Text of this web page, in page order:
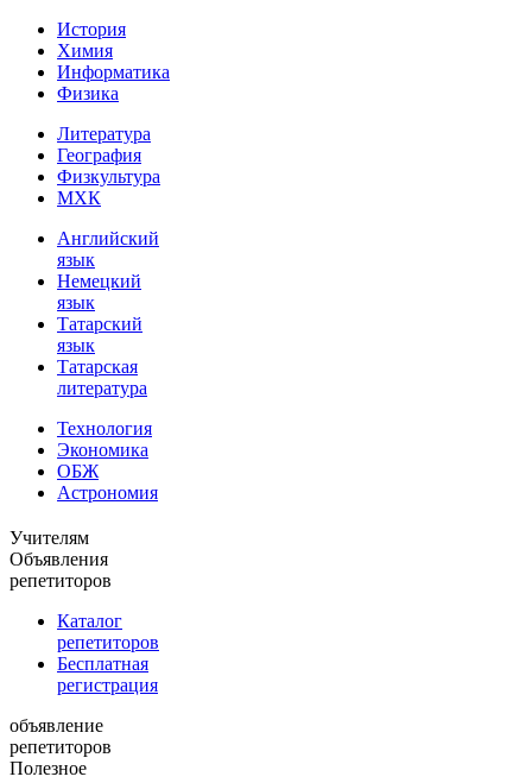
История
Химия
Информатика
Физика
Литература
География
Физкультура
МХК
Английский
язык
Немецкий
язык
Татарский
язык
Татарская
литература
Технология
Экономика
ОБЖ
Астрономия
Учителям
Объявления
репетиторов
Каталог
репетиторов
Бесплатная
регистрация
объявление
репетиторов
Полезное